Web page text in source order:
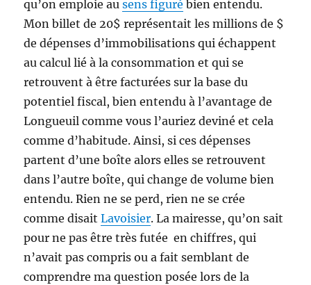
qu’on emploie ausens figuré bien entendu.
Mon billet de 20$ représentait les millions de $
de dépenses d’immobilisations qui échappent
au calcul lié à la consommation et qui se
retrouvent à être facturées sur la base du
potentiel fiscal, bien entendu à l’avantage de
Longueuil comme vous l’auriez deviné et cela
comme d’habitude. Ainsi, si ces dépenses
partent d’une boîte alors elles se retrouvent
dans l’autre boîte, qui change de volume bien
entendu. Rien ne se perd, rien ne se crée
comme disaitLavoisier. La mairesse, qu’on sait
pour ne pas être très futée en chiffres, qui
n’avait pas compris ou a fait semblant de
comprendre ma question posée lors de la